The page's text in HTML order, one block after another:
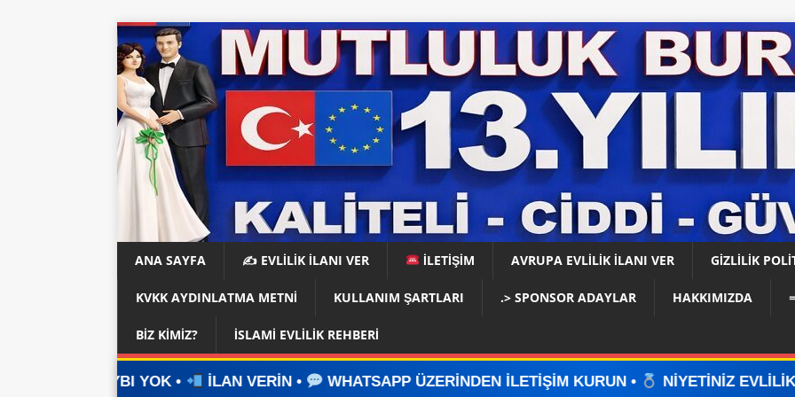
ANA SAYFA ✍️ EVLİLİK İLANI VER İLETİŞİM AVRUPA EVLİLİK İLANI VER GIZLILIK
KVKK AYDINLATMA METNI KULLANIM ŞARTLARI .> SPONSOR ADAYLAR HAKKIMIZDA
BIZ KIMIZ? İSLAMI EVLILIK REHBERI
İLAN VERİN • WHATSAPP ÜZERİNDEN İLETİŞİM KURUN • NİYETİNİZ EVLİLİKSE, DOĞRU